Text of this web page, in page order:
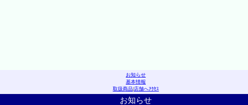
お知らせ
基本情報
取扱商品|店舗へｱｸｾｽ
お知らせ